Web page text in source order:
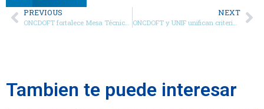
PREVIOUS
ONCDOFT fortalece Mesa Técnica contra la Trata de Personas con la incorporación de nuevos organismos
NEXT
ONCDOFT y UNIF unifican criterios de prevención de delitos financieros con los sectores inmobiliario, judicial y contable
Tambien te puede interesar